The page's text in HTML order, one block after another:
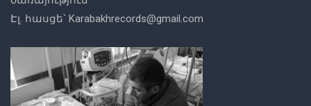
Էլ. հասցե՝ Karabakhrecords@gmail.com